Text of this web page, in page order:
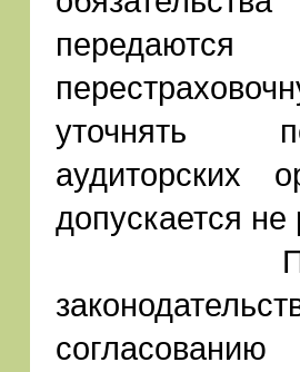
уточнять
аудиторских
допускается не
По